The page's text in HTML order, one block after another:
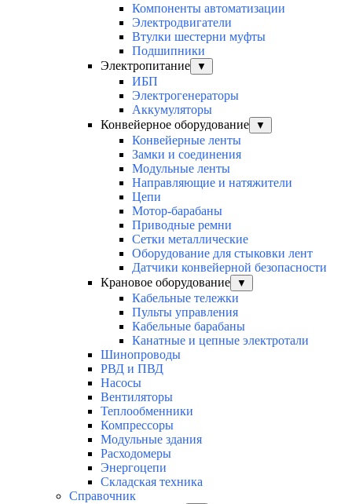
Компоненты автоматизации
Электродвигатели
Втулки шестерни муфты
Подшипники
Электропитание
▼
ИБП
Электрогенераторы
Аккумуляторы
Конвейерное оборудование
▼
Конвейерные ленты
Замки и соединения
Модульные ленты
Направляющие и натяжители
Цепи
Мотор-барабаны
Приводные ремни
Сетки металлические
Оборудование для стыковки лент
Датчики конвейерной безопасности
Крановое оборудование
▼
Кабельные тележки
Пульты управления
Кабельные барабаны
Канатные и цепные электротали
Шинопроводы
РВД и ПВД
Насосы
Вентиляторы
Теплообменники
Компрессоры
Модульные здания
Расходомеры
Энергоцепи
Складская техника
Справочник